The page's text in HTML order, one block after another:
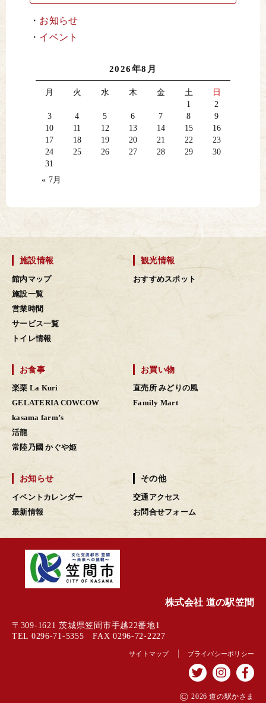
お知らせ
イベント
2026年8月
月 火 水 木 金 土
日
1
2
3
4 5 6 7 8
9
10
11 12 13 14 15
16
17
18 19 20 21 22
23
24
25 26 27 28 29
30
31
« 7月
施設情報
館内マップ
施設一覧
営業時間
サービス一覧
トイレ情報
観光情報
おすすめスポット
お食事
楽栗 La Kuri
GELATERIA COWCOW
kasama farm’s
活龍
常陸乃國 かぐや姫
お買い物
直売所 みどりの風
Family Mart
お知らせ
イベントカレンダー
最新情報
その他
交通アクセス
お問合せフォーム
株式会社 道の駅笠間
〒309-1621 茨城県笠間市手越22番地1
TEL 0296-71-5355 FAX 0296-72-2227
サイトマップ プライバシーポリシー
© 2026 道の駅かさま